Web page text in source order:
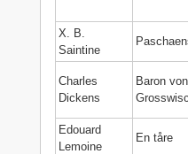
X. B.
Saintine
Charles
Dickens
Baron von
Edouard
Lemoine
En tåre